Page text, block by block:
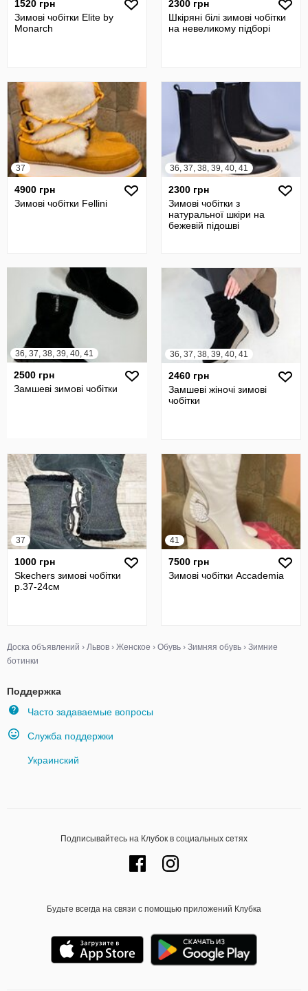
1520 грн
Зимові чобітки Elite by
Monarch
2300 грн
Шкіряні білі зимові чобітки
на невеликому підборі
37
4900 грн
Зимові чобітки Fellini
36, 37, 38, 39, 40, 41
2300 грн
Зимові чобітки з
натуральної шкіри на
бежевій підошві
36, 37, 38, 39, 40, 41
2500 грн
Замшеві зимові чобітки
36, 37, 38, 39, 40, 41
2460 грн
Замшеві жіночі зимові
чобітки
37
1000 грн
Skechers зимові чобітки
р.37-24см
41
7500 грн
Зимові чобітки Accademia
Доска объявлений › Львов › Женское › Обувь › Зимняя обувь › Зимние
ботинки
Поддержка
Часто задаваемые вопросы
Служба поддержки
Украинский
Подписывайтесь на Клубок в социальных сетях
Будьте всегда на связи с помощью приложений Клубка